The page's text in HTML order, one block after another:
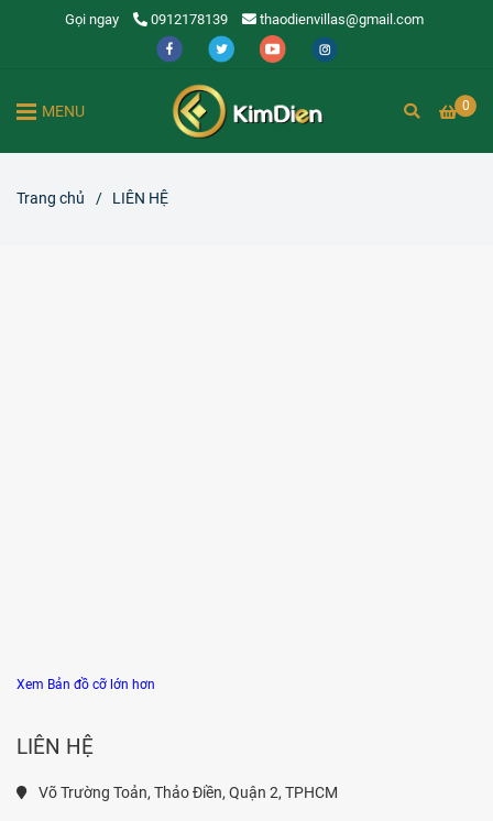
Gọi ngay 0912178139 thaodienvillas@gmail.com
0
MENU
Trang chủ / LIÊN HỆ
Xem Bản đồ cỡ lớn hơn
LIÊN HỆ
Võ Trường Toản, Thảo Điền, Quận 2, TPHCM